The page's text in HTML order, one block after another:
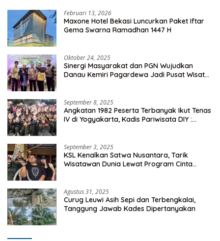
Februari 13, 2026
Maxone Hotel Bekasi Luncurkan Paket Iftar
Gema Swarna Ramadhan 1447 H
Oktober 24, 2025
Sinergi Masyarakat dan PGN Wujudkan
Danau Kemiri Pagardewa Jadi Pusat Wisata
September 8, 2025
Angkatan 1982 Peserta Terbanyak Ikut Tenas
IV di Yogyakarta, Kadis Pariwisata DIY :
September 3, 2025
KSL Kenalkan Satwa Nusantara, Tarik
Wisatawan Dunia Lewat Program Cinta
Agustus 31, 2025
Curug Leuwi Asih Sepi dan Terbengkalai,
Tanggung Jawab Kades Dipertanyakan